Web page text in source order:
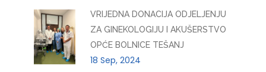
VRIJEDNA DONACIJA ODJELJENJU
ZA GINEKOLOGIJU I AKUŠERSTVO
OPĆE BOLNICE TEŠANJ
18 Sep, 2024